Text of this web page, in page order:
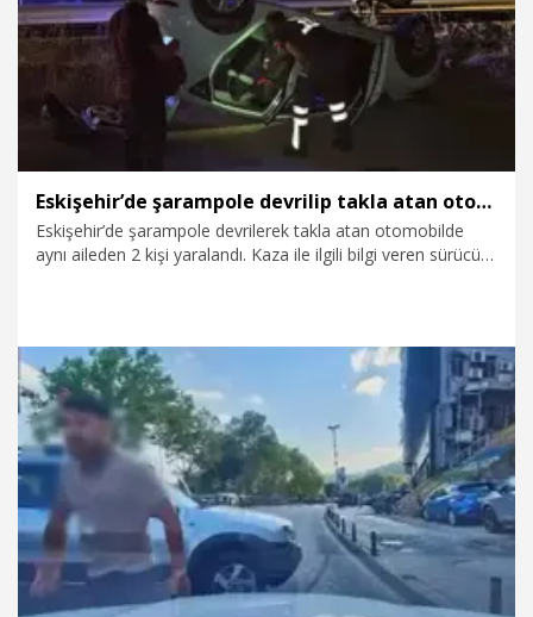
Eskişehir’de şarampole devrilip takla atan otomobildeki 2 kişi yaralandı
Eskişehir’de şarampole devrilerek takla atan otomobilde
aynı aileden 2 kişi yaralandı. Kaza ile ilgili bilgi veren sürücü
6.08.2026 Gündem